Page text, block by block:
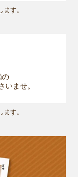
す。
の
いませ。
す。